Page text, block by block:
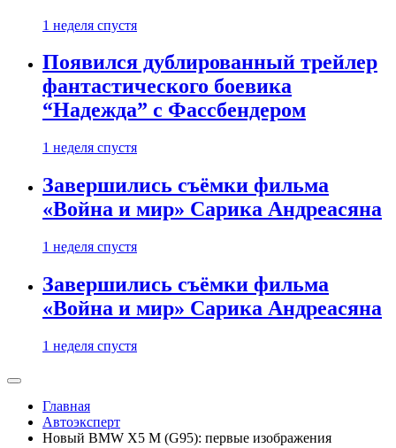
1 неделя спустя
Появился дублированный трейлер
фантастического боевика
“Надежда” с Фассбендером
1 неделя спустя
Завершились съёмки фильма
«Война и мир» Сарика Андреасяна
1 неделя спустя
Завершились съёмки фильма
«Война и мир» Сарика Андреасяна
1 неделя спустя
Главная
Автоэксперт
Новый BMW X5 M (G95): первые изображения